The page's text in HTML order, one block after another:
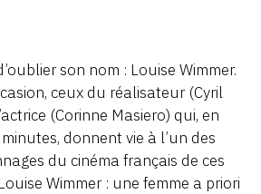
son nom : Louise Wimmer.
ceux du réalisateur (Cyril
(Corinne Masiero) qui, en
donnent vie à l’un des
du cinéma français de ces
Wimmer : une femme a priori